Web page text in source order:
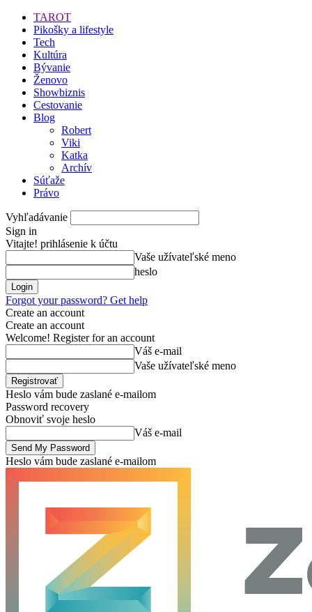
TAROT
Pikošky a lifestyle
Tech
Kultúra
Bývanie
Ženovo
Showbiznis
Cestovanie
Blog
Robert
Viki
Katka
Archív
Súťaže
Právo
Vyhľadávanie
Sign in
Vitajte! prihlásenie k účtu
Vaše užívateľské meno
heslo
Forgot your password? Get help
Create an account
Create an account
Welcome! Register for an account
Váš e-mail
Vaše užívateľské meno
Heslo vám bude zaslané e-mailom
Password recovery
Obnoviť svoje heslo
Váš e-mail
Heslo vám bude zaslané e-mailom